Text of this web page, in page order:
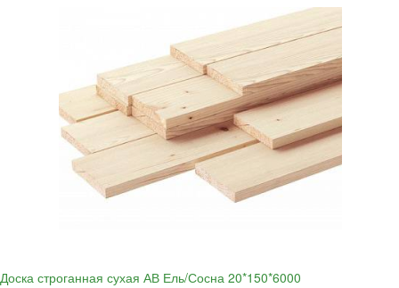
Доска строганная сухая АВ Ель/Сосна 20*150*6000